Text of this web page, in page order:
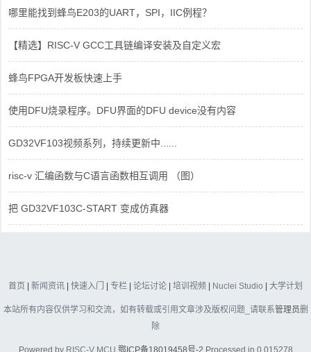
哪里能找到蜂鸟E203的UART，SPI，IIC例程？
【精选】RISC-V GCC工具链编译安装及自定义宏
蜂鸟FPGA开发板快速上手
使用DFU烧录程序。DFU界面的DFU device没有内容
GD32VF103视频系列，持续更新中......
risc-v 汇编函数与C语言函数相互调用 （图）
把 GD32VF103C-START 变成仿真器
首页 | 新闻资讯 | 快速入门 | 专栏 | 论坛讨论 | 培训视频 | Nuclei Studio | 大学计划
本站所有内容仅供学习和交流，如有转载或引用文章涉及版权问题_请联系管理员删
除
Powered by RISC-V MCU 鄂ICP备18019458号-2 Processed in 0.015278